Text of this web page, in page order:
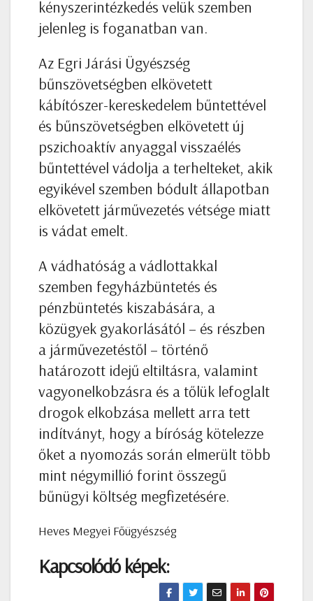
kényszerintézkedés velük szemben
jelenleg is foganatban van.
Az Egri Járási Ügyészség
bűnszövetségben elkövetett
kábítószer-kereskedelem bűntettével
és bűnszövetségben elkövetett új
pszichoaktív anyaggal visszaélés
bűntettével vádolja a terhelteket, akik
egyikével szemben bódult állapotban
elkövetett járművezetés vétsége miatt
is vádat emelt.
A vádhatóság a vádlottakkal
szemben fegyházbüntetés és
pénzbüntetés kiszabására, a
közügyek gyakorlásától – és részben
a járművezetéstől – történő
határozott idejű eltiltásra, valamint
vagyonelkobzásra és a tőlük lefoglalt
drogok elkobzása mellett arra tett
indítványt, hogy a bíróság kötelezze
őket a nyomozás során elmerült több
mint négymillió forint összegű
bűnügyi költség megfizetésére.
Heves Megyei Főügyészség
Kapcsolódó képek: